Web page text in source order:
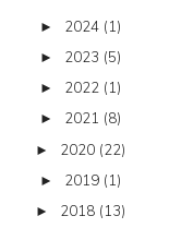
► 2024 (1)
► 2023 (5)
► 2022 (1)
► 2021 (8)
► 2020 (22)
► 2019 (1)
► 2018 (13)